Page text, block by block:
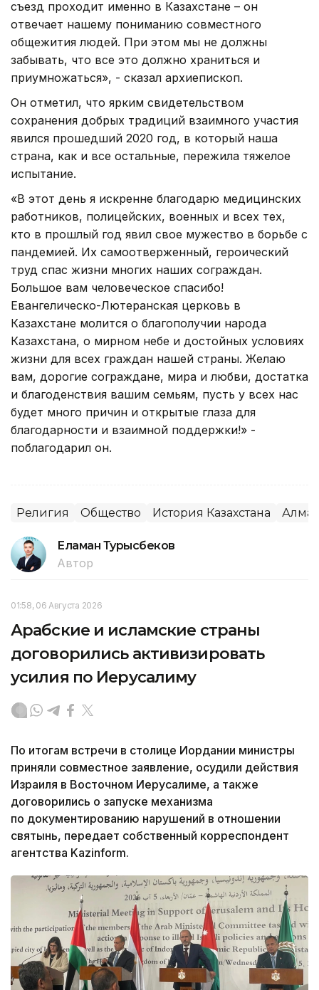
съезд проходит именно в Казахстане – он
отвечает нашему пониманию совместного
общежития людей. При этом мы не должны
забывать, что все это должно храниться и
приумножаться», - сказал архиепископ.
Он отметил, что ярким свидетельством
сохранения добрых традиций взаимного участия
явился прошедший 2020 год, в который наша
страна, как и все остальные, пережила тяжелое
испытание.
«В этот день я искренне благодарю медицинских
работников, полицейских, военных и всех тех,
кто в прошлый год явил свое мужество в борьбе с
пандемией. Их самоотверженный, героический
труд спас жизни многих наших сограждан.
Большое вам человеческое спасибо!
Евангелическо-Лютеранская церковь в
Казахстане молится о благополучии народа
Казахстана, о мирном небе и достойных условиях
жизни для всех граждан нашей страны. Желаю
вам, дорогие сограждане, мира и любви, достатка
и благоденствия вашим семьям, пусть у всех нас
будет много причин и открытые глаза для
благодарности и взаимной поддержки!» -
поблагодарил он.
Религия Общество История Казахстана
Еламан Турысбеков
Автор
01:58, 06 Августа 2026
Арабские и исламские страны
договорились активизировать
усилия по Иерусалиму
По итогам встречи в столице Иордании министры
приняли совместное заявление, осудили действия
Израиля в Восточном Иерусалиме, а также
договорились о запуске механизма
по документированию нарушений в отношении
святынь, передает собственный корреспондент
агентства Kazinform.